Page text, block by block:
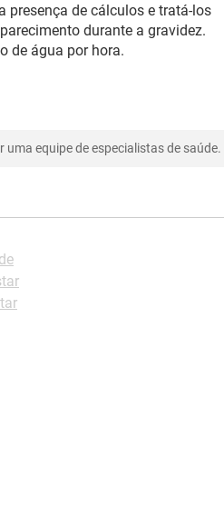
presença de cálculos e tratá-los
durante a gravidez.
de água por hora.
equipe de especialistas de saúde.